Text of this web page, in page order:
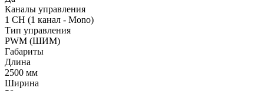
Каналы управления
1 CH (1 канал - Mono)
Тип управления
PWM (ШИМ)
Габариты
Длина
2500 мм
Ширина